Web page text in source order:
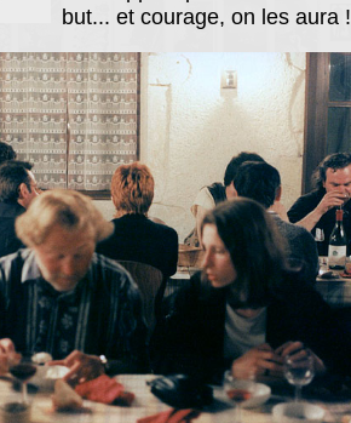
La signature des
cartes.
but... et courage, on les aura !